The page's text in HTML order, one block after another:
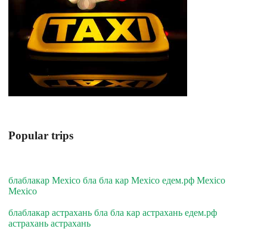
Popular trips
блаблакар Mexico бла бла кар Mexico едем.рф Mexico
Mexico
блаблакар астрахань бла бла кар астрахань едем.рф
астрахань астрахань